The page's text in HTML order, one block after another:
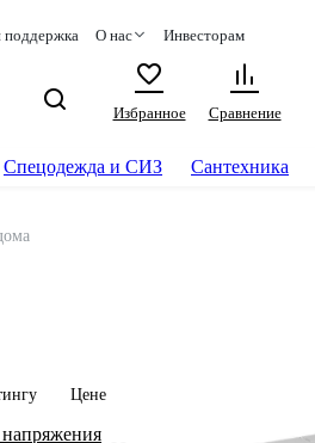
поддержка О нас Инвесторам
Избранное
Сравнение
Спецодежда и СИЗ Сантехника
Цене